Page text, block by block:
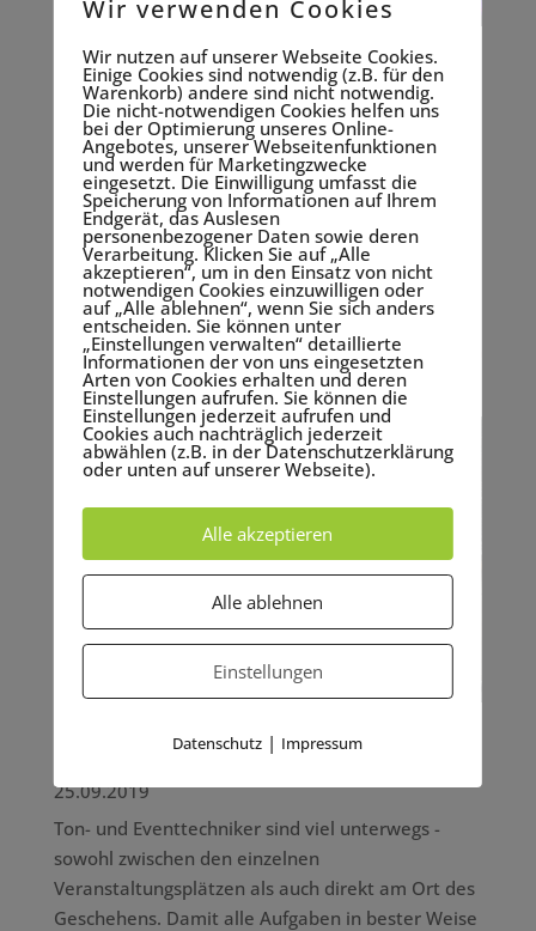
Mobil, mobiler, Mobilbühne – von
Veranstaltungen nicht mehr
wegzudenken!
22.10.2019
Was wären besondere Events, Konzerte oder
Stadtfeste ohne Bühne! Kaum eine Darbietung,
Vorführung oder Präsentation wäre möglich. Doch
wer eine Bühne einsetzen will, muss ein paar
wichtige Dinge beachten. Nur mit genauer
Planung und der richtigen Vorbereitung lassen...
mehr lesen
Die magischen 5 – diese Utensilien
25.09.2019
Ton- und Eventtechniker sind viel unterwegs -
sowohl zwischen den einzelnen
Veranstaltungsplätzen als auch direkt am Ort des
Geschehens. Damit alle Aufgaben in bester Weise
Wir verwenden Cookies
Wir nutzen auf unserer Webseite Cookies.
Einige Cookies sind notwendig (z.B. für den
Warenkorb) andere sind nicht notwendig.
Die nicht-notwendigen Cookies helfen uns
bei der Optimierung unseres Online-
Angebotes, unserer Webseitenfunktionen
und werden für Marketingzwecke
eingesetzt. Die Einwilligung umfasst die
Speicherung von Informationen auf Ihrem
Endgerät, das Auslesen
personenbezogener Daten sowie deren
Verarbeitung. Klicken Sie auf „Alle
akzeptieren“, um in den Einsatz von nicht
notwendigen Cookies einzuwilligen oder
auf „Alle ablehnen“, wenn Sie sich anders
entscheiden. Sie können unter
„Einstellungen verwalten“ detaillierte
Informationen der von uns eingesetzten
Arten von Cookies erhalten und deren
Einstellungen aufrufen. Sie können die
Einstellungen jederzeit aufrufen und
Cookies auch nachträglich jederzeit
abwählen (z.B. in der Datenschutzerklärung
oder unten auf unserer Webseite).
Alle akzeptieren
Alle ablehnen
Einstellungen
Datenschutz | Impressum